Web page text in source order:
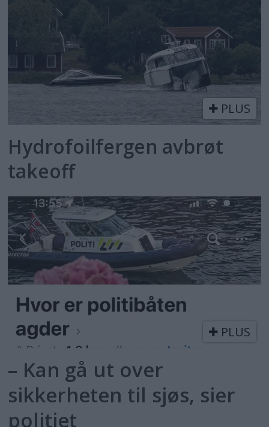
PLUS
Hydrofoilfergen avbrøt
takeoff
PLUS
– Kan gå ut over
sikkerheten til sjøs, sier
politiet